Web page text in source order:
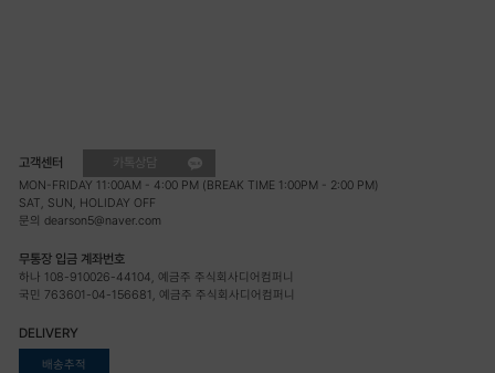
고객센터 카톡상담
MON-FRIDAY 11:00AM - 4:00 PM (BREAK TIME 1:00PM - 2:00 PM)
SAT, SUN, HOLIDAY OFF
문의 dearson5@naver.com
무통장 입금 계좌번호
하나 108-910026-44104, 예금주 주식회사디어컴퍼니
국민 763601-04-156681, 예금주 주식회사디어컴퍼니
DELIVERY
배송추적